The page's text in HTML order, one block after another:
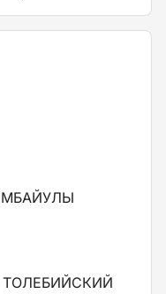
ТОЛЕБИЙСКИЙ